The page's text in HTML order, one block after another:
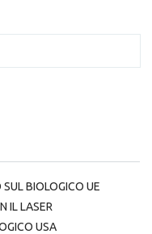
BIOLOGICO UE
IL LASER
USA